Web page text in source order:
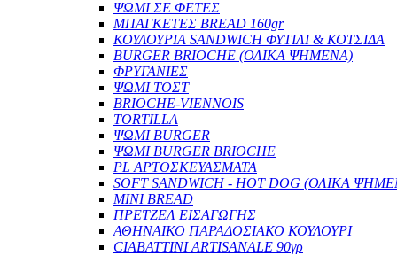
ΨΩΜΙ ΣΕ ΦΕΤΕΣ
ΜΠΑΓΚΕΤΕΣ BREAD 160gr
ΚΟΥΛΟΥΡΙA SANDWICH ΦΥΤΙΛΙ & ΚΟΤΣΙΔΑ
BURGER BRIOCHE (ΟΛΙΚΑ ΨΗΜΕΝΑ)
ΦΡΥΓΑΝΙΕΣ
ΨΩΜΙ ΤΟΣΤ
BRIOCHE-VIENNOIS
TORTILLA
ΨΩΜΙ BURGER
ΨΩΜΙ BURGER BRIOCHE
PL ΑΡΤΟΣΚΕΥΑΣΜΑΤΑ
SOFT SANDWICH - HOT DOG (ΟΛΙΚΑ
MINI BREAD
ΠΡΕΤΖΕΛ ΕΙΣΑΓΩΓΗΣ
ΑΘΗΝΑΙΚΟ ΠΑΡΑΔΟΣΙΑΚΟ ΚΟΥΛΟΥΡΙ
CIABATTINI ARTISANALE 90γρ